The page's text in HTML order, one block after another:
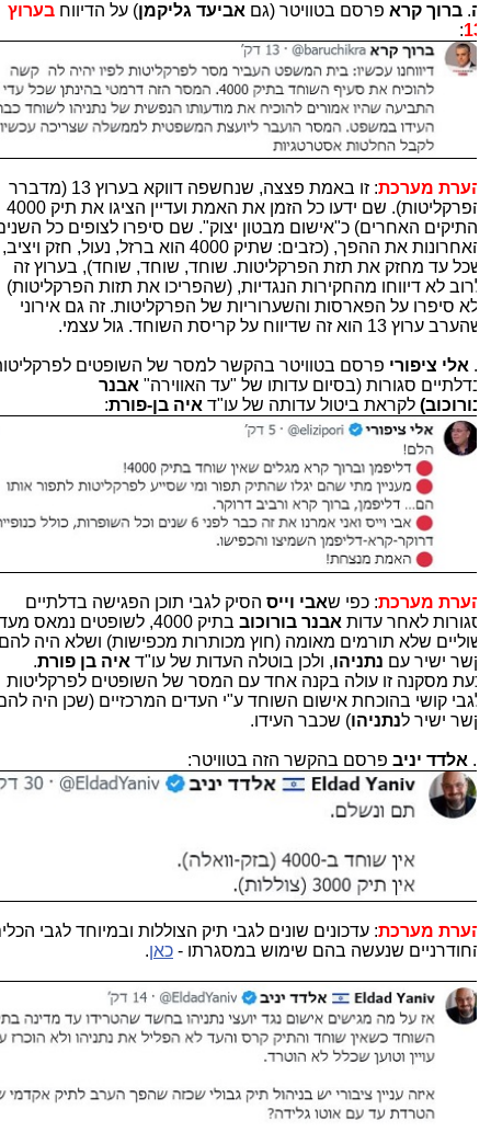
ברוך קראפרסם בטוויטר (גםאביעד גליקמן) על הדיווחבערוץ
:
מערכת
: זו באמת פצצה, שנחשפה דווקא בערוץ 13 (מדברר
הפרקליטות). שם ידעו כל הזמן את האמת ועדיין הציגו את תיק 4000
האחרים) כ"אישום מבטון יצוק". שם סיפרו לצופים כל השנים
האחרונות את ההפך, (כזבים: שתיק 4000 הוא ברזל, נעול, חזק ויציב,
עד מחזק את תזת הפרקליטות. שוחד, שוחד, שוחד), בערוץ זה
לא דיווחו מהחקירות הנגדיות, (שהפריכו את תזות הפרקליטות)
סיפרו על הפארסות והשערוריות של הפרקליטות. זה גם אירוני
ערוץ 13 הוא זה שדיווח על קריסת השוחד. גול עצמי.
אלי ציפוריפרסם בטוויטר בהקשר למסר של השופטים לפרקליטות
סגורות (בסיום עדותו של "עד האווירה"אבנר
לקראת ביטול עדותה של עו"דאיה בן-פורת:
מערכת: כפי ש אבי וייסהסיק לגבי תוכן הפגישה בדלתיים
לאחר עדותאבנר בורוכוב
בתיק 4000, לשופטים נמאס
שלא תורמים מאומה (חוץ מכותרות מכפישות) ושלא היה להם
ישיר עםנתניהו, ולכן בוטלה העדות של עו"דאיה בן פורת.
מסקנה זו עולה בקנה אחד עם המסר של השופטים לפרקליטות
קושי בהוכחת אישום השוחד ע"י העדים המרכזיים (שכן היה להם
ישיר לנתניהו) שכבר העידו.
אלדד יניבפרסם בהקשר הזה בטוויטר:
מערכת: עדכונים שונים לגבי תיק הצוללות ובמיוחד לגבי הכלים
שנעשה בהם שימוש במסגרתו - כאן.